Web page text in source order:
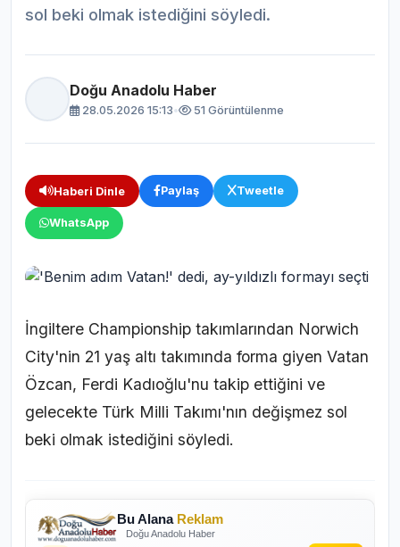
sol beki olmak istediğini söyledi.
Doğu Anadolu Haber
28.05.2026 15:13• 51 Görüntülenme
Haberi Dinle Paylaş Tweetle
WhatsApp
İngiltere Championship takımlarından Norwich
City'nin 21 yaş altı takımında forma giyen Vatan
Özcan, Ferdi Kadıoğlu'nu takip ettiğini ve
gelecekte Türk Milli Takımı'nın değişmez sol
beki olmak istediğini söyledi.
Bu Alana Reklam
Doğu Anadolu Haber